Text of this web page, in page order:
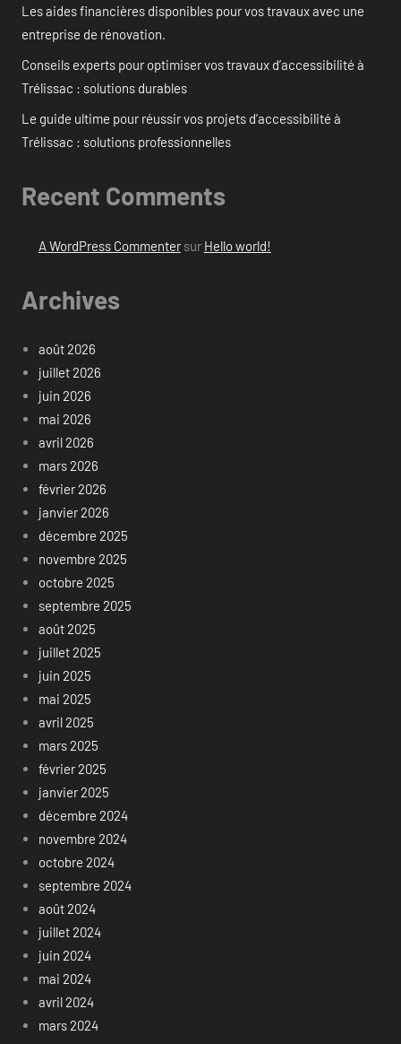
Les aides financières disponibles pour vos travaux avec une
entreprise de rénovation.
Conseils experts pour optimiser vos travaux d’accessibilité à
Trélissac : solutions durables
Le guide ultime pour réussir vos projets d’accessibilité à
Trélissac : solutions professionnelles
Recent Comments
A WordPress Commentersur Hello world!
Archives
août 2026
juillet 2026
juin 2026
mai 2026
avril 2026
mars 2026
février 2026
janvier 2026
décembre 2025
novembre 2025
octobre 2025
septembre 2025
août 2025
juillet 2025
juin 2025
mai 2025
avril 2025
mars 2025
février 2025
janvier 2025
décembre 2024
novembre 2024
octobre 2024
septembre 2024
août 2024
juillet 2024
juin 2024
mai 2024
avril 2024
mars 2024